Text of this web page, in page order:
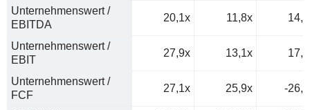
Unternehmenswert /
EBITDA
20,1x 11,8x
Unternehmenswert /
EBIT
27,9x 13,1x
Unternehmenswert /
FCF
27,1x 25,9x -